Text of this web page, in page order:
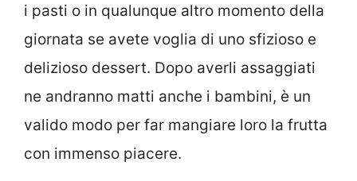
i pasti o in qualunque altro momento della
giornata se avete voglia di uno sfizioso e
delizioso dessert. Dopo averli assaggiati
ne andranno matti anche i bambini, è un
valido modo per far mangiare loro la frutta
con immenso piacere.